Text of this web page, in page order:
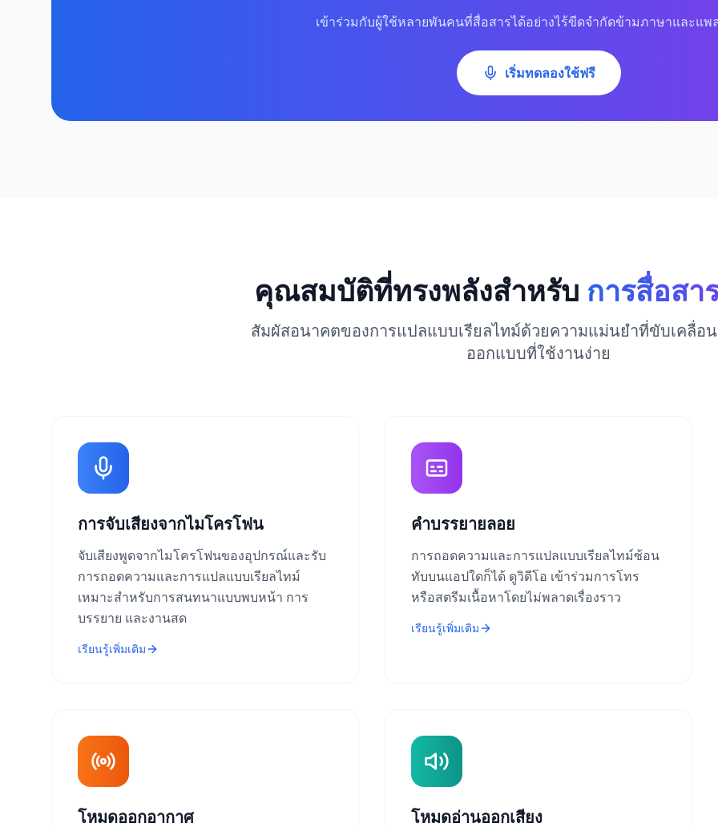
เข้าร่วมกับผู้ใช้หลายพันคนที่สื่อสารได้อย่างไร้ขีดจำกัดข้ามภาษาและแ
เริ่มทดลองใช้ฟรี
คุณสมบัติที่ทรงพลังสำหรับ การสื่อสา
สัมผัสอนาคตของการแปลแบบเรียลไทม์ด้วยความแม่นยำที่ขับเคลื่อ
ออกแบบที่ใช้งานง่าย
การจับเสียงจากไมโครโฟน
จับเสียงพูดจากไมโครโฟนของอุปกรณ์และรับ
การถอดความและการแปลแบบเรียลไทม์
เหมาะสำหรับการสนทนาแบบพบหน้า การ
บรรยาย และงานสด
เรียนรู้เพิ่มเติม
คำบรรยายลอย
การถอดความและการแปลแบบเรียลไทม์ซ้อน
ทับบนแอปใดก็ได้ ดูวิดีโอ เข้าร่วมการโทร
หรือสตรีมเนื้อหาโดยไม่พลาดเรื่องราว
เรียนรู้เพิ่มเติม
โหมดออกอากาศ โหมดอ่านออกเสียง